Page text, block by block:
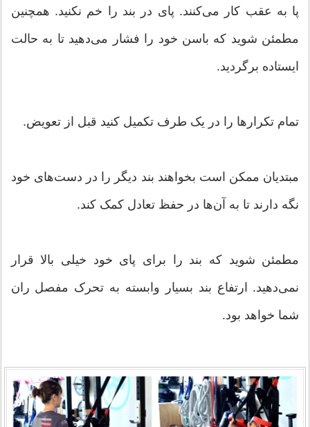
پا به عقب کار می‌کنند. پای در بند را خم نکنید. همچنین
مطمئن شوید که باسن خود را فشار می‌دهید تا به حالت
ایستاده برگردید.
تمام تکرارها را در یک طرف تکمیل کنید قبل از تعویض.
مبتدیان ممکن است بخواهند بند دیگر را در دست‌های خود
نگه دارند تا به آن‌ها در حفظ تعادل کمک کند.
مطمئن شوید که بند را برای پای خود خیلی بالا قرار
نمی‌دهید. ارتفاع بند بسیار وابسته به تحرک مفصل ران
شما خواهد بود.